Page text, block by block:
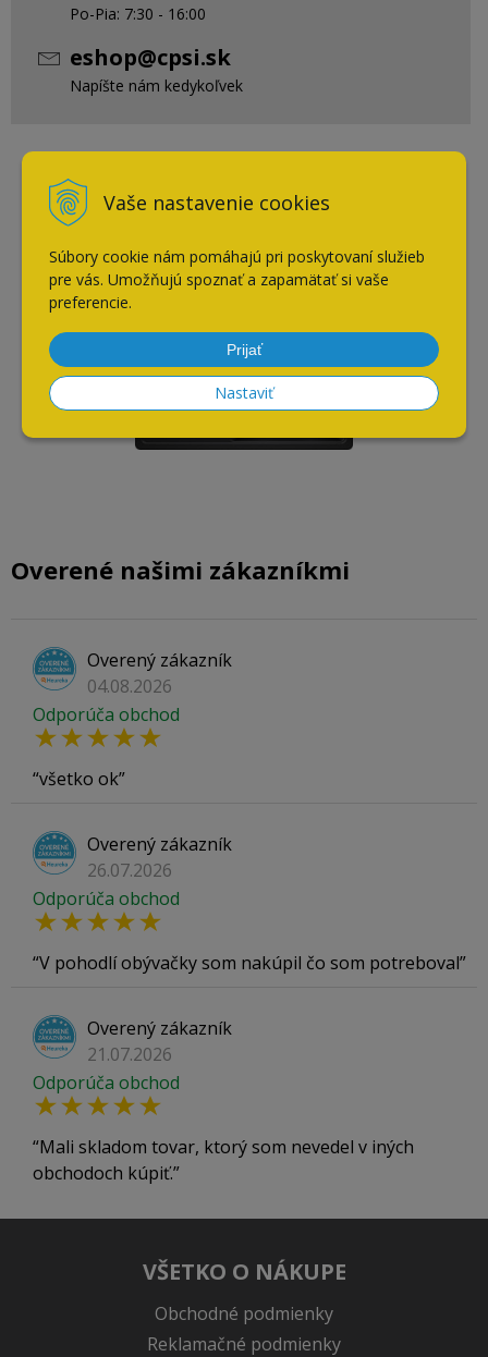
Vaše nastavenie cookies
Súbory cookie nám pomáhajú pri poskytovaní služieb
pre vás. Umožňujú spoznať a zapamätať si vaše
preferencie.
Prijať
Nastaviť
Po-Pia: 7:30 - 16:00
eshop@cpsi.sk
Napíšte nám kedykoľvek
Blanco LEGRA XL 6 S antracit
AKCIA -10%
Overené našimi zákazníkmi
Overený zákazník
04.08.2026
Odporúča obchod
všetko ok
Overený zákazník
26.07.2026
Odporúča obchod
V pohodlí obývačky som nakúpil čo som potreboval
Overený zákazník
21.07.2026
Odporúča obchod
Mali skladom tovar, ktorý som nevedel v iných
obchodoch kúpiť.
VŠETKO O NÁKUPE
Obchodné podmienky
Reklamačné podmienky